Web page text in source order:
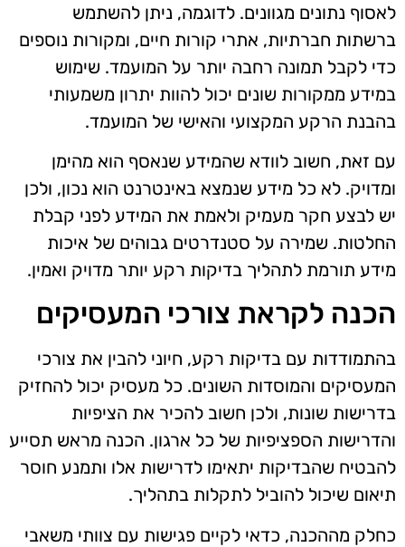
לאסוף נתונים מגוונים. לדוגמה, ניתן להשתמש
ברשתות חברתיות, אתרי קורות חיים, ומקורות נוספים
כדי לקבל תמונה רחבה יותר על המועמד. שימוש
במידע ממקורות שונים יכול להוות יתרון משמעותי
בהבנת הרקע המקצועי והאישי של המועמד.
עם זאת, חשוב לוודא שהמידע שנאסף הוא מהימן
ומדויק. לא כל מידע שנמצא באינטרנט הוא נכון, ולכן
יש לבצע חקר מעמיק ולאמת את המידע לפני קבלת
החלטות. שמירה על סטנדרטים גבוהים של איכות
מידע תורמת לתהליך בדיקות רקע יותר מדויק ואמין.
הכנה לקראת צורכי המעסיקים
בהתמודדות עם בדיקות רקע, חיוני להבין את צורכי
המעסיקים והמוסדות השונים. כל מעסיק יכול להחזיק
בדרישות שונות, ולכן חשוב להכיר את הציפיות
והדרישות הספציפיות של כל ארגון. הכנה מראש תסייע
להבטיח שהבדיקות יתאימו לדרישות אלו ותמנע חוסר
תיאום שיכול להוביל לתקלות בתהליך.
כחלק מההכנה, כדאי לקיים פגישות עם צוותי משאבי